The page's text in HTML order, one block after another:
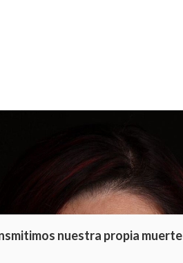
nuestra propia muerte